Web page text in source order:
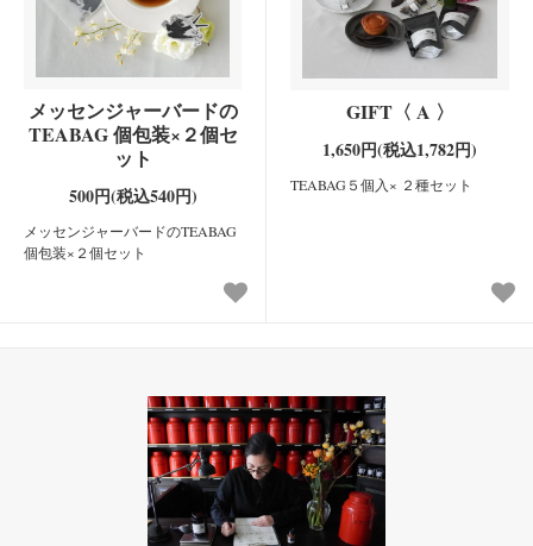
メッセンジャーバードの
TEABAG 個包装×２個セ
ット
500円(税込540円)
メッセンジャーバードのTEABAG
個包装×２個セット
GIFT〈 A 〉
1,650円(税込1,782円)
TEABAG５個入× ２種セット